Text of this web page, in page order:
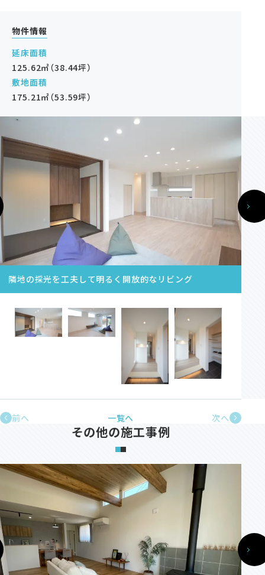
オーナーの方へ
イベント予約
来場予約
オンライン相談
物件情報
延床面積
125.62㎡（38.44坪）
敷地面積
175.21㎡（53.59坪）
隣地の採光を工夫して明るく開放的なリビング
前へ 一覧へ 次へ
その他の施工事例